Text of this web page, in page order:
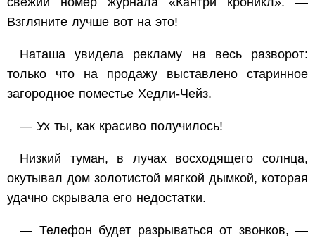
Взгляните лучше вот на это!
Наташа увидела рекламу на весь разворот:
только что на продажу выставлено старинное
загородное поместье Хедли-Чейз.
— Ух ты, как красиво получилось!
Низкий туман, в лучах восходящего солнца,
окутывал дом золотистой мягкой дымкой, которая
удачно скрывала его недостатки.
— Телефон будет разрываться от звонков, —